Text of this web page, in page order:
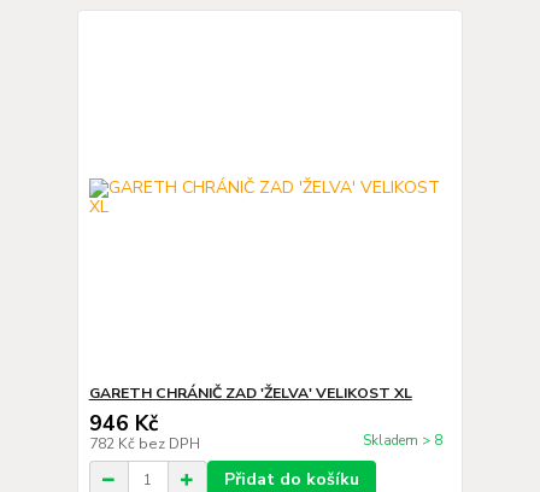
GARETH CHRÁNIČ ZAD 'ŽELVA' VELIKOST XL
946 Kč
782 Kč bez DPH Skladem > 8
Přidat do košíku